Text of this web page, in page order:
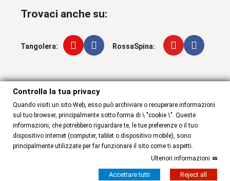
Trovaci anche su:
Tangolera: RossaSpina:
Controlla la tua privacy
© 2025 wear & More . All rights reserved
Controlla la tua privacy
Quando visiti un sito Web, esso può archiviare o recuperare informazioni
sul tuo browser, principalmente sotto forma di \ "cookie \". Queste
informazioni, che potrebbero riguardare te, le tue preferenze o il tuo
dispositivo internet (computer, tablet o dispositivo mobile), sono
principalmente utilizzate per far funzionare il sito come ti aspetti.
Ulteriori informazioni
Accettare tutti Reject all